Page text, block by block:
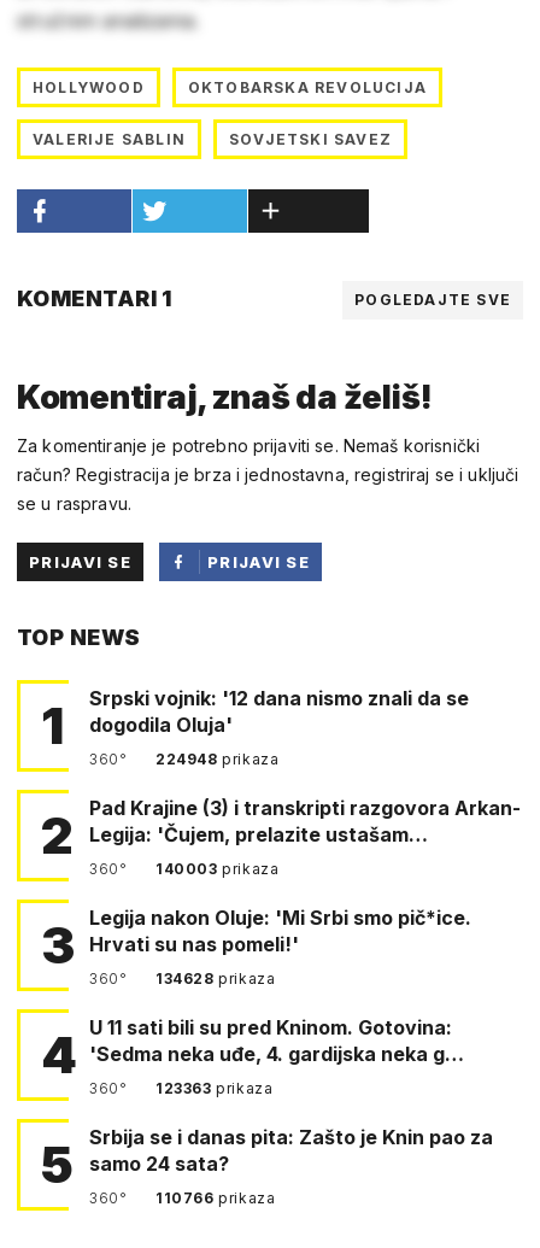
stručnim analizama.
HOLLYWOOD OKTOBARSKA REVOLUCIJA
VALERIJE SABLIN SOVJETSKI SAVEZ
KOMENTARI 1 POGLEDAJTE SVE
Komentiraj, znaš da želiš!
Za komentiranje je potrebno prijaviti se. Nemaš korisnički
račun? Registracija je brza i jednostavna, registriraj se i uključi
se u raspravu.
PRIJAVI SE
PRIJAVI SE
TOP NEWS
1
Srpski vojnik: '12 dana nismo znali da se
dogodila Oluja'
360° 224948prikaza
2
Pad Krajine (3) i transkripti razgovora Arkan-
Legija: 'Čujem, prelazite ustašam…
360° 140003prikaza
3
Legija nakon Oluje: 'Mi Srbi smo pič*ice.
Hrvati su nas pomeli!'
360° 134628prikaza
4 U 11 sati bili su pred Kninom. Gotovina:
'Sedma neka uđe, 4. gardijska neka g…
360° 123363prikaza
5
Srbija se i danas pita: Zašto je Knin pao za
samo 24 sata?
360° 110766prikaza